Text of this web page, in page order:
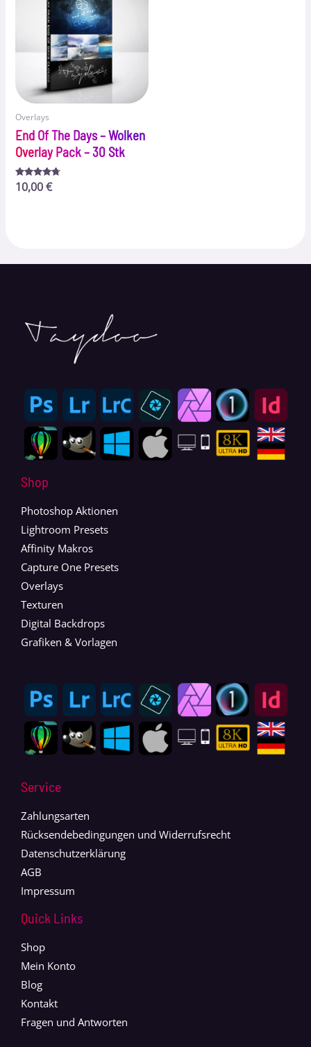
Overlays
End Of The Days – Wolken
Overlay Pack – 30 Stk
Bewertet
mit
10,00€
Shop
Photoshop Aktionen
Lightroom Presets
Affinity Makros
Capture One Presets
Overlays
Texturen
Digital Backdrops
Grafiken & Vorlagen
Service
Zahlungsarten
Rücksendebedingungen und Widerrufsrecht
Datenschutzerklärung
AGB
Impressum
Quick Links
Shop
Mein Konto
Blog
Kontakt
Fragen und Antworten